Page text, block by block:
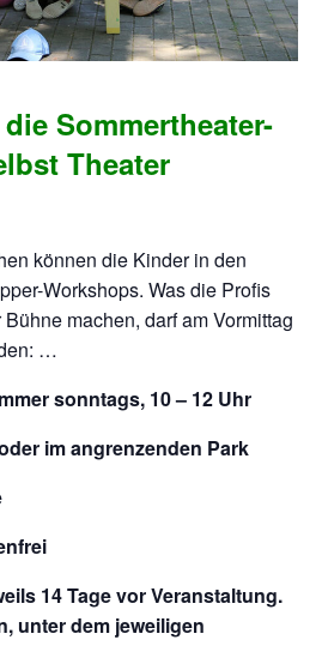
Sommertheater-
Theater
können die Kinder in den
Workshops. Was die Profis
machen, darf am Vormittag
…
sonntags, 10 – 12 Uhr
im angrenzenden Park
14 Tage vor Veranstaltung.
unter dem jeweiligen